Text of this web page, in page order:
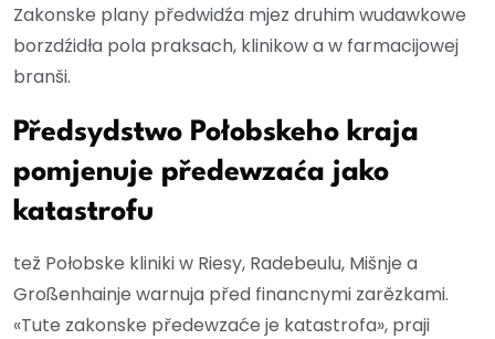
Zakonske plany předwidźa mjez druhim wudawkowe
borzdźidła pola praksach, klinikow a w farmacijowej
branši.
Předsydstwo Połobskeho kraja
pomjenuje předewzaća jako
katastrofu
tež Połobske kliniki w Riesy, Radebeulu, Mišnje a
Großenhainje warnuja před financnymi zarězkami.
«Tute zakonske předewzaće je katastrofa», praji